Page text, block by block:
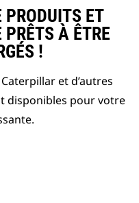
PRODUITS ET
PRÊTS À ÊTRE
!
et d’autres
disponibles pour votre